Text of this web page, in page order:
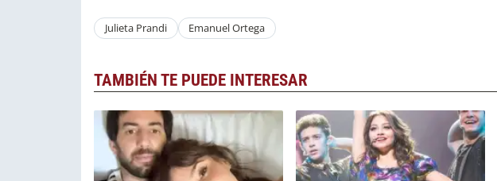
Julieta Prandi Emanuel Ortega
TAMBIÉN TE PUEDE INTERESAR